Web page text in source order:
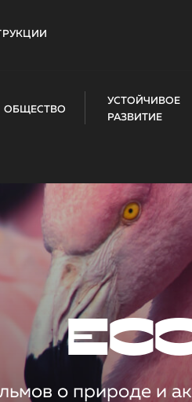
ОБЩЕСТВО
УСТОЙЧИВОЕ
РАЗВИТИЕ
о природе и